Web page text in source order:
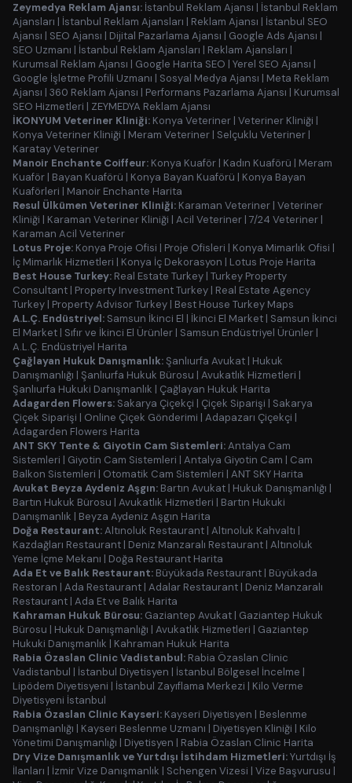
Zeymedya Reklam Ajansı: İstanbul Reklam Ajansı | İstanbul Reklam
Ajansları | İstanbul Reklam Ajansları | Reklam Ajansı | İstanbul SEO
Ajansı | SEO Ajansı | Dijital Pazarlama Ajansı | Google Ads Ajansı |
SEO Uzmanı | İstanbul Reklam Ajansları | Reklam Ajansları |
Kurumsal Reklam Ajansı | Google Harita SEO | Yerel SEO Ajansı |
Google İşletme Profili Uzmanı | Sosyal Medya Ajansı | Meta Reklam
Ajansı | 360 Reklam Ajansı | Performans Pazarlama Ajansı | Kurumsal
SEO Hizmetleri | ZEYMEDYA Reklam Ajansı
İKONYUM Veteriner Kliniği: Konya Veteriner | Veteriner Kliniği |
Konya Veteriner Kliniği | Meram Veteriner | Selçuklu Veteriner |
Karatay Veteriner
Manoir Enchante Coiffeur: Konya Kuaför | Kadın Kuaförü | Meram
Kuaför | Bayan Kuaförü | Konya Bayan Kuaförü | Konya Bayan
Kuaförleri | Manoir Enchante Harita
Resul Ülkümen Veteriner Kliniği: Karaman Veteriner | Veteriner
Kliniği | Karaman Veteriner Kliniği | Acil Veteriner | 7/24 Veteriner |
Karaman Acil Veteriner
Lotus Proje: Konya Proje Ofisi | Proje Ofisleri | Konya Mimarlık Ofisi |
İç Mimarlık Hizmetleri | Konya İç Dekorasyon | Lotus Proje Harita
Best House Turkey: Real Estate Turkey | Turkey Property
Consultant | Property Investment Turkey | Real Estate Agency
Turkey | Property Advisor Turkey | Best House Turkey Maps
A.L.Ç. Endüstriyel: Samsun İkinci El | İkinci El Market | Samsun İkinci
El Market | Sıfır ve İkinci El Ürünler | Samsun Endüstriyel Ürünler |
A.L.Ç. Endüstriyel Harita
Çağlayan Hukuk Danışmanlık:Şanlıurfa Avukat | Hukuk
Danışmanlığı | Şanlıurfa Hukuk Bürosu | Avukatlık Hizmetleri |
Şanlıurfa Hukuki Danışmanlık | Çağlayan Hukuk Harita
Adagarden Flowers: Sakarya Çiçekçi | Çiçek Siparişi | Sakarya
Çiçek Siparişi | Online Çiçek Gönderimi | Adapazarı Çiçekçi |
Adagarden Flowers Harita
ANT SKY Tente & Giyotin Cam Sistemleri:Antalya Cam
Sistemleri | Giyotin Cam Sistemleri | Antalya Giyotin Cam | Cam
Balkon Sistemleri | Otomatik Cam Sistemleri | ANT SKY Harita
Avukat Beyza Aydeniz Aşgın: Bartın Avukat | Hukuk Danışmanlığı |
Bartın Hukuk Bürosu | Avukatlık Hizmetleri | Bartın Hukuki
Danışmanlık | Beyza Aydeniz Aşgın Harita
Doğa Restaurant:Altınoluk Restaurant | Altınoluk Kahvaltı |
Kazdağları Restaurant | Deniz Manzaralı Restaurant | Altınoluk
Yeme İçme Mekanı | Doğa Restaurant Harita
Ada Et ve Balık Restaurant: Büyükada Restaurant | Büyükada
Restoran | Ada Restaurant | Adalar Restaurant | Deniz Manzaralı
Restaurant | Ada Et ve Balık Harita
Kahraman Hukuk Bürosu: Gaziantep Avukat | Gaziantep Hukuk
Bürosu | Hukuk Danışmanlığı | Avukatlık Hizmetleri | Gaziantep
Hukuki Danışmanlık | Kahraman Hukuk Harita
Rabia Özaslan Clinic Vadistanbul: Rabia Özaslan Clinic
Vadistanbul | İstanbul Diyetisyen | İstanbul Bölgesel İncelme |
Lipödem Diyetisyeni | İstanbul Zayıflama Merkezi | Kilo Verme
Diyetisyeni İstanbul
Rabia Özaslan Clinic Kayseri: Kayseri Diyetisyen | Beslenme
Danışmanlığı | Kayseri Beslenme Uzmanı | Diyetisyen Kliniği | Kilo
Yönetimi Danışmanlığı | Diyetisyen | Rabia Özaslan Clinic Harita
Dry Vize Danışmanlık ve Yurtdışı İstihdam Hizmetleri:Yurtdışı İş
İlanları | İzmir Vize Danışmanlık | Schengen Vizesi | Vize Başvurusu |